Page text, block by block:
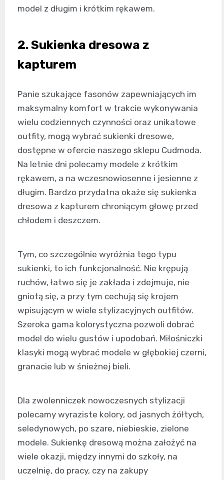
model z długim i krótkim rękawem.
2. Sukienka dresowa z
kapturem
Panie szukające fasonów zapewniających im
maksymalny komfort w trakcie wykonywania
wielu codziennych czynności oraz unikatowe
outfity, mogą wybrać sukienki dresowe,
dostępne w ofercie naszego sklepu Cudmoda.
Na letnie dni polecamy modele z krótkim
rękawem, a na wczesnowiosenne i jesienne z
długim. Bardzo przydatna okaże się sukienka
dresowa z kapturem chroniącym głowę przed
chłodem i deszczem.
Tym, co szczególnie wyróżnia tego typu
sukienki, to ich funkcjonalność. Nie krępują
ruchów, łatwo się je zakłada i zdejmuje, nie
gniotą się, a przy tym cechują się krojem
wpisującym w wiele stylizacyjnych outfitów.
Szeroka gama kolorystyczna pozwoli dobrać
model do wielu gustów i upodobań. Miłośniczki
klasyki mogą wybrać modele w głębokiej czerni,
granacie lub w śnieżnej bieli.
Dla zwolenniczek nowoczesnych stylizacji
polecamy wyraziste kolory, od jasnych żółtych,
seledynowych, po szare, niebieskie, zielone
modele. Sukienkę dresową można założyć na
wiele okazji, między innymi do szkoły, na
uczelnię, do pracy, czy na zakupy